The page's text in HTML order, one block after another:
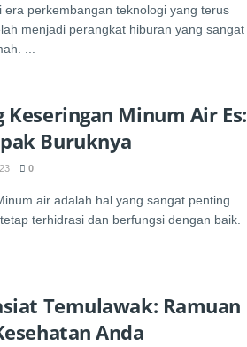
era perkembangan teknologi yang terus
menjadi perangkat hiburan yang sangat
...
Keseringan Minum Air Es:
Buruknya
0
air adalah hal yang sangat penting
terhidrasi dan berfungsi dengan baik.
Temulawak: Ramuan
Anda